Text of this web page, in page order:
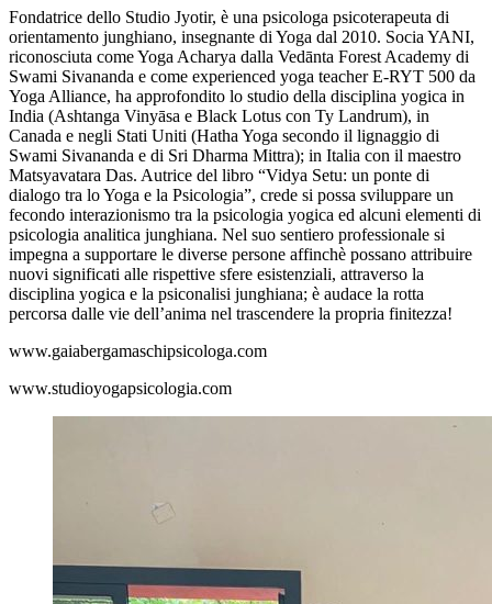
Fondatrice dello Studio Jyotir, è una psicologa psicoterapeuta di
orientamento junghiano, insegnante di Yoga dal 2010. Socia YANI,
riconosciuta come Yoga Acharya dalla Vedānta Forest Academy di
Swami Sivananda e come experienced yoga teacher E-RYT 500 da
Yoga Alliance, ha approfondito lo studio della disciplina yogica in
India (Ashtanga Vinyāsa e Black Lotus con Ty Landrum), in
Canada e negli Stati Uniti (Hatha Yoga secondo il lignaggio di
Swami Sivananda e di Sri Dharma Mittra); in Italia con il maestro
Matsyavatara Das. Autrice del libro “Vidya Setu: un ponte di
dialogo tra lo Yoga e la Psicologia”, crede si possa sviluppare un
fecondo interazionismo tra la psicologia yogica ed alcuni elementi di
psicologia analitica junghiana. Nel suo sentiero professionale si
impegna a supportare le diverse persone affinchè possano attribuire
nuovi significati alle rispettive sfere esistenziali, attraverso la
disciplina yogica e la psiconalisi junghiana; è audace la rotta
percorsa dalle vie dell’anima nel trascendere la propria finitezza!
www.gaiabergamaschipsicologa.com
www.studioyogapsicologia.com